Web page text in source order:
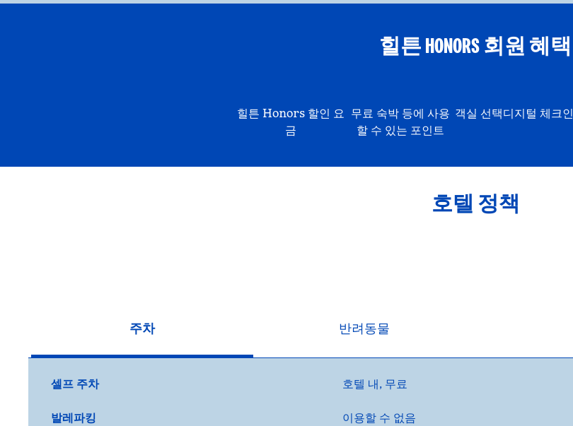
힐튼 HONORS 회원 혜택
힐튼 Honors 할인 요
금
무료 숙박 등에 사용
할 수 있는 포인트
객실 선택디지털 체크인
호텔 정책
주차 반려동물
셀프 주차 호텔 내, 무료
발레파킹 이용할 수 없음